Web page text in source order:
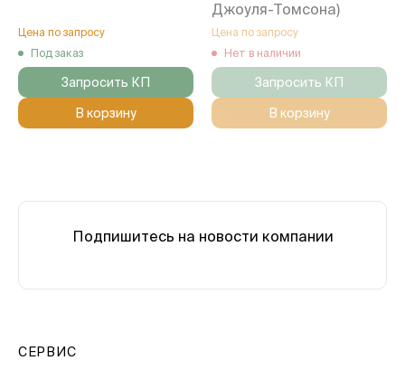
Цена по запросу
Под заказ
Запросить КП
В корзину
Джоуля-Томсона)
Цена по запросу
Нет в наличии
Запросить КП
В корзину
Подпишитесь на новости компании
СЕРВИС